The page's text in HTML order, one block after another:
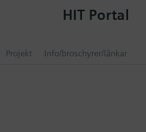
Projekt Info/broschyrer/länkar
HIT Portal